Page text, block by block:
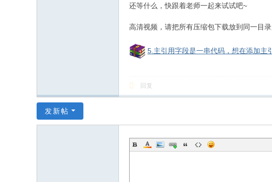
还等什么，快跟着老师一起来试试吧~
高清视频，请把所有压缩包下载放到同一目
5.主引用字段是一串代码，想在添加主
回复
发新帖